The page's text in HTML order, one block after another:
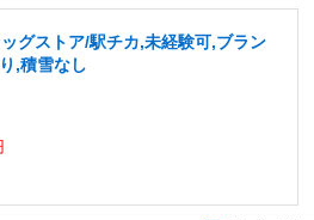
グストア/駅チカ,未経験可,ブラン
,積雪なし